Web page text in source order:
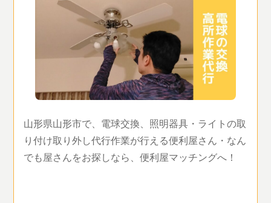
山形県山形市で、電球交換、照明器具・ライトの取
り付け取り外し代行作業が行える便利屋さん・なん
でも屋さんをお探しなら、便利屋マッチングへ！